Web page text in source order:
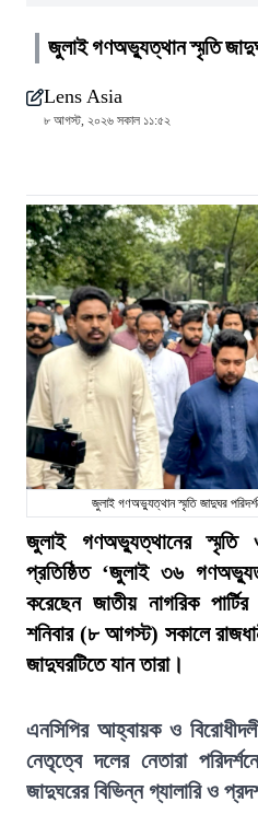
জুলাই গণঅভ্যুত্থান স্মৃতি
Lens Asia
৮ আগস্ট, ২০২৬ সকাল ১১:৫২
জুলাই গণঅভ্যুত্থান স্মৃতি জাদুঘর
জুলাই গণঅভ্যুত্থানের স্মৃতি
প্রতিষ্ঠিত ‘জুলাই ৩৬
করেছেন জাতীয় নাগরিক
শনিবার (৮ আগস্ট) সকালে
জাদুঘরটিতে যান তারা।
এনসিপির আহ্বায়ক ও
নেতৃত্বে দলের নেতারা
জাদুঘরের বিভিন্ন গ্যালারি ও